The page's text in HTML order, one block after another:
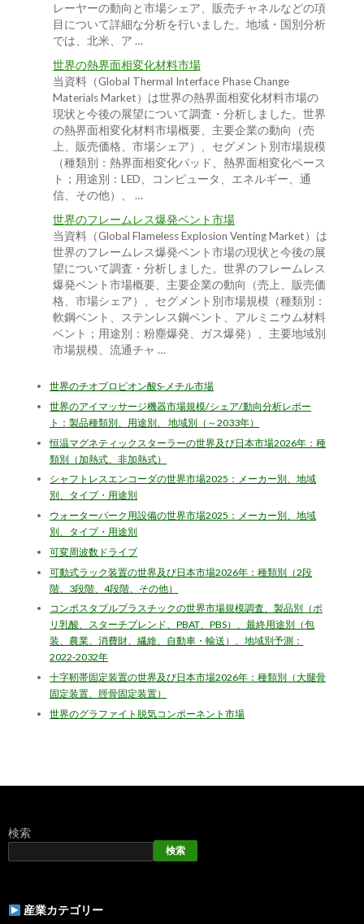
レーヤーの動向と市場シェア、販売チャネルなどの項
目について詳細な分析を行いました。地域・国別分析
では、北米、ア …
世界の熱界面相変化材料市場
当資料（Global Thermal Interface Phase Change
Materials Market）は世界の熱界面相変化材料市場の
現状と今後の展望について調査・分析しました。世界
の熱界面相変化材料市場概要、主要企業の動向（売
上、販売価格、市場シェア）、セグメント別市場規模
（種類別：熱界面相変化パッド、熱界面相変化ペース
ト；用途別：LED、コンピュータ、エネルギー、通
信、その他）、 …
世界のフレームレス爆発ベント市場
当資料（Global Flameless Explosion Venting Market）は
世界のフレームレス爆発ベント市場の現状と今後の展
望について調査・分析しました。世界のフレームレス
爆発ベント市場概要、主要企業の動向（売上、販売価
格、市場シェア）、セグメント別市場規模（種類別：
軟鋼ベント、ステンレス鋼ベント、アルミニウム材料
ベント；用途別：粉塵爆発、ガス爆発）、主要地域別
市場規模、流通チャ …
世界のチオプロピオン酸S-メチル市場
世界のアイマッサージ機器市場規模/シェア/動向分析レポー
ト：製品種類別、用途別、 地域別（～2033年）
恒温マグネティックスターラーの世界及び日本市場2026年：種
類別（加熱式、非加熱式）
シャフトレスエンコーダの世界市場2025：メーカー別、地域
別、タイプ・用途別
ウォーターパーク用設備の世界市場2025：メーカー別、地域
別、タイプ・用途別
可変周波数ドライブ
可動式ラック装置の世界及び日本市場2026年：種類別（2段
階、3段階、4段階、その他）
コンポスタブルプラスチックの世界市場規模調査、製品別（ポ
リ乳酸、スターチブレンド、PBAT、PBS）、最終用途別（包
装、農業、消費財、繊維、自動車・輸送）、地域別予測：
2022-2032年
十字靭帯固定装置の世界及び日本市場2026年：種類別（大腿骨
固定装置、脛骨固定装置）
世界のグラファイト脱気コンポーネント市場
検索
検索
産業カテゴリー